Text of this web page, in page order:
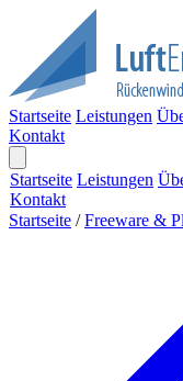
Startseite Leistungen
Kontakt
Startseite Leistungen
Kontakt
Startseite / Freeware &